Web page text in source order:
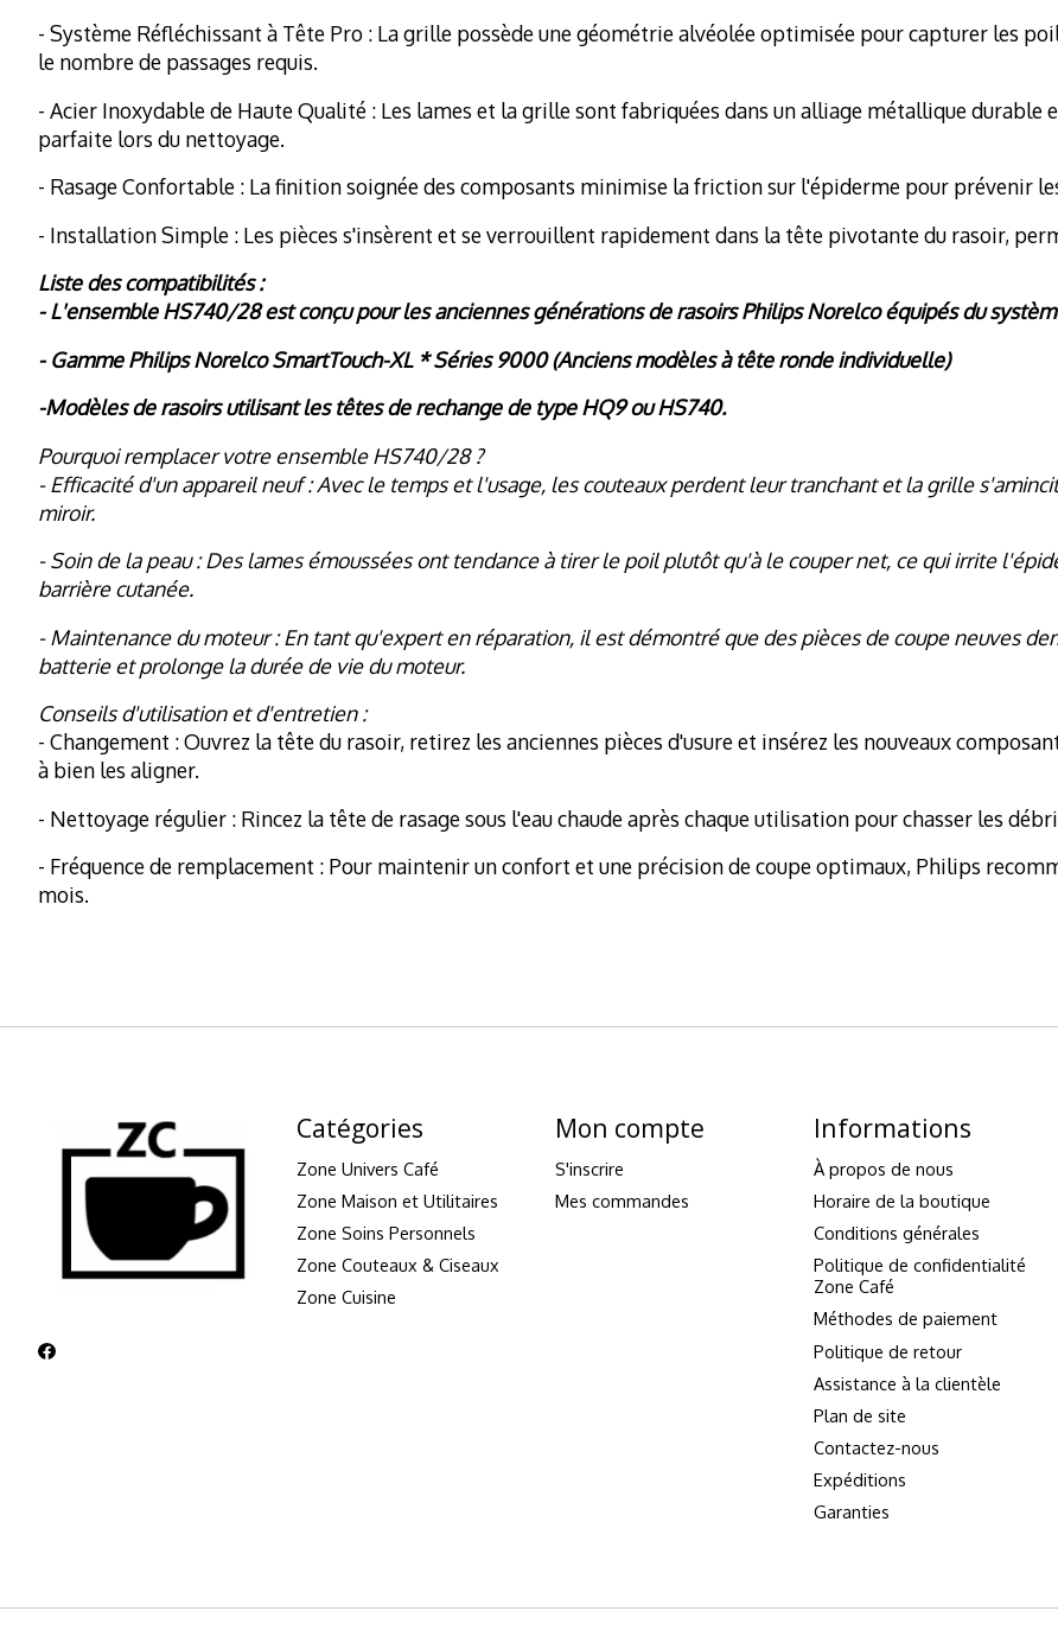
- Système Réfléchissant à Tête Pro : La grille possède une géométrie alvéolée optimisée pour capturer les
le nombre de passages requis.
- Acier Inoxydable de Haute Qualité : Les lames et la grille sont fabriquées dans un alliage métallique durable
parfaite lors du nettoyage.
- Rasage Confortable : La finition soignée des composants minimise la friction sur l'épiderme pour prévenir
- Installation Simple : Les pièces s'insèrent et se verrouillent rapidement dans la tête pivotante du rasoir,
Liste des compatibilités :
- L'ensemble HS740/28 est conçu pour les anciennes générations de rasoirs Philips Norelco équipés du
- Gamme Philips Norelco SmartTouch-XL * Séries 9000 (Anciens modèles à tête ronde individuelle)
-Modèles de rasoirs utilisant les têtes de rechange de type HQ9 ou HS740.
Pourquoi remplacer votre ensemble HS740/28 ?
- Efficacité d'un appareil neuf : Avec le temps et l'usage, les couteaux perdent leur tranchant et la grille
miroir.
- Soin de la peau : Des lames émoussées ont tendance à tirer le poil plutôt qu'à le couper net, ce qui irrite
barrière cutanée.
- Maintenance du moteur : En tant qu'expert en réparation, il est démontré que des pièces de coupe neuves
batterie et prolonge la durée de vie du moteur.
Conseils d'utilisation et d'entretien :
- Changement : Ouvrez la tête du rasoir, retirez les anciennes pièces d'usure et insérez les nouveaux
à bien les aligner.
- Nettoyage régulier : Rincez la tête de rasage sous l'eau chaude après chaque utilisation pour chasser les
- Fréquence de remplacement : Pour maintenir un confort et une précision de coupe optimaux, Philips
mois.
Catégories
Zone Univers Café
Zone Maison et Utilitaires
Zone Soins Personnels
Zone Couteaux & Ciseaux
Zone Cuisine
Mon compte
S'inscrire
Mes commandes
Informations
À propos de nous
Horaire de la boutique
Conditions générales
Politique de confidentialité
Zone Café
Méthodes de paiement
Politique de retour
Assistance à la clientèle
Plan de site
Contactez-nous
Expéditions
Garanties